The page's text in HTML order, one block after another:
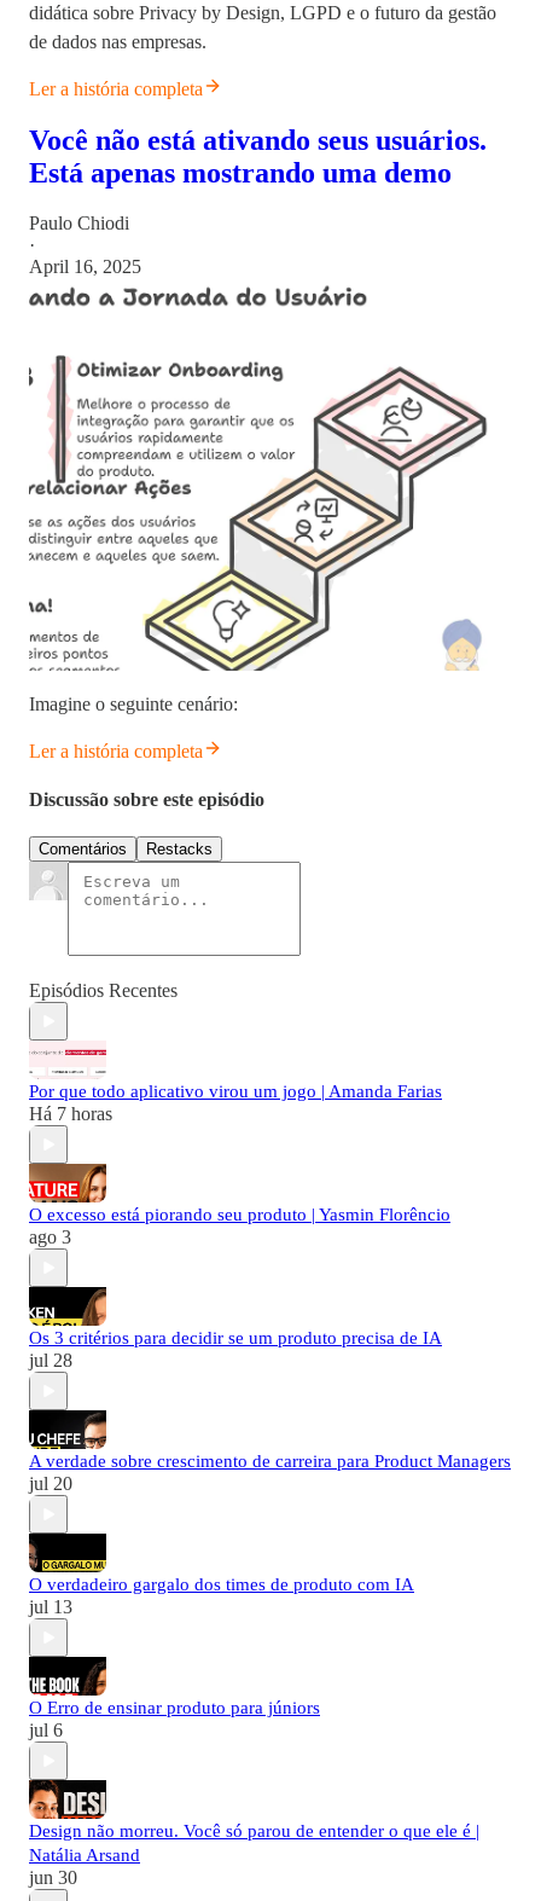
didática sobre Privacy by Design, LGPD e o futuro da gestão
de dados nas empresas.
Ler a história completa
Você não está ativando seus usuários.
Está apenas mostrando uma demo
Paulo Chiodi
·
April 16, 2025
Imagine o seguinte cenário:
Ler a história completa
Discussão sobre este episódio
Comentários Restacks
Episódios Recentes
Por que todo aplicativo virou um jogo | Amanda Farias
Há 7 horas
O excesso está piorando seu produto | Yasmin Florêncio
ago 3
Os 3 critérios para decidir se um produto precisa de IA
jul 28
A verdade sobre crescimento de carreira para Product Managers
jul 20
O verdadeiro gargalo dos times de produto com IA
jul 13
O Erro de ensinar produto para júniors
jul 6
Design não morreu. Você só parou de entender o que ele é |
Natália Arsand
jun 30